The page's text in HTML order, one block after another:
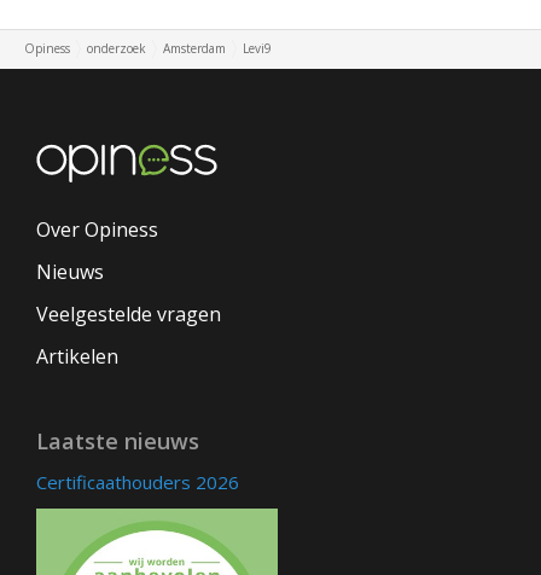
Opiness onderzoek Amsterdam Levi9
Over Opiness
Nieuws
Veelgestelde vragen
Artikelen
Laatste nieuws
Certificaathouders 2026